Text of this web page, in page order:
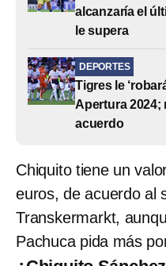
alcanzaría el
le supera
DEPORTES
Tigres le
Apertura 2024;
acuerdo
Chiquito tiene un
euros, de acuerdo al
Transkermarkt,
Pachuca pida más